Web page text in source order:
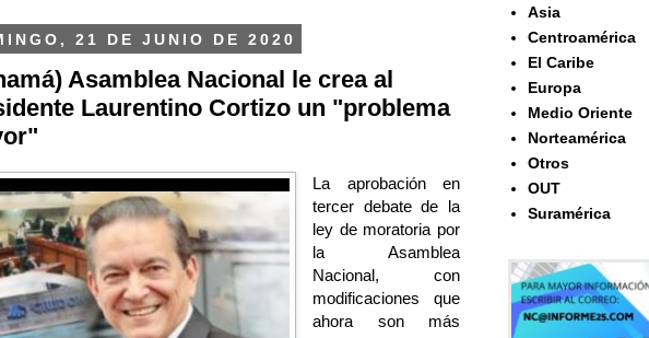
21 DE JUNIO DE 2020
Asamblea Nacional le crea al
Laurentino Cortizo un "problema
La aprobación en
tercer debate de la
ley de moratoria por
la Asamblea
Nacional, con
modificaciones que
ahora son más
Asia
Centroamérica
El Caribe
Europa
Medio Oriente
Norteamérica
Otros
OUT
Suramérica